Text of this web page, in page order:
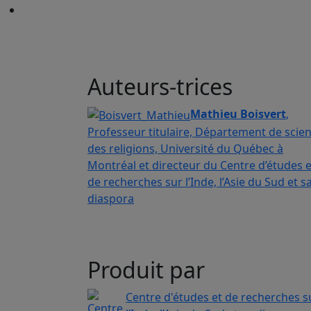
Auteurs-trices
Mathieu Boisvert,
Professeur titulaire, Département de
des religions, Université du Québec à
Montréal et directeur du Centre d’études
de recherches sur l’Inde, l’Asie du Sud et sa
diaspora
Produit par
Centre d'études et de recherches